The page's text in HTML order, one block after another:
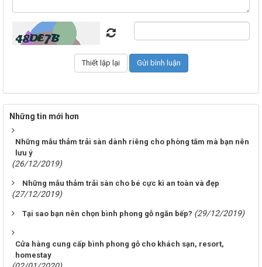
Những tin mới hơn
Những mẫu thảm trải sàn dành riêng cho phòng tắm mà bạn nên
lưu ý
(26/12/2019)
Những mẫu thảm trải sàn cho bé cực kì an toàn và đẹp
(27/12/2019)
Tại sao bạn nên chọn bình phong gỗ ngăn bếp? (29/12/2019)
Cửa hàng cung cấp bình phong gỗ cho khách sạn, resort,
homestay